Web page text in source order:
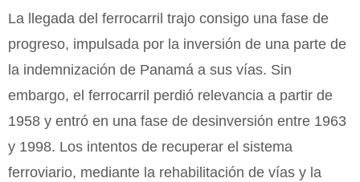
La llegada del ferrocarril trajo consigo una fase de
progreso, impulsada por la inversión de una parte de
la indemnización de Panamá a sus vías. Sin
embargo, el ferrocarril perdió relevancia a partir de
1958 y entró en una fase de desinversión entre 1963
y 1998. Los intentos de recuperar el sistema
ferroviario, mediante la rehabilitación de vías y la